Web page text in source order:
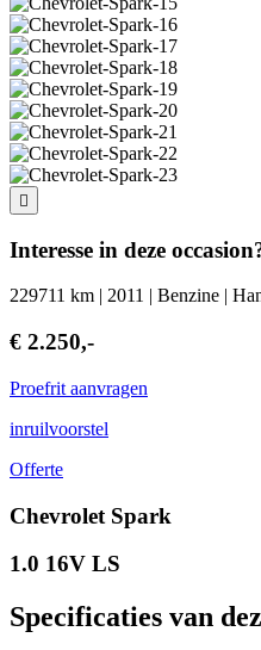
Interesse in deze
229711 km | 2011 | Benzine |
€ 2.250,-
Proefrit aanvragen
inruilvoorstel
Offerte
Chevrolet Spark
1.0 16V LS
Specificaties van